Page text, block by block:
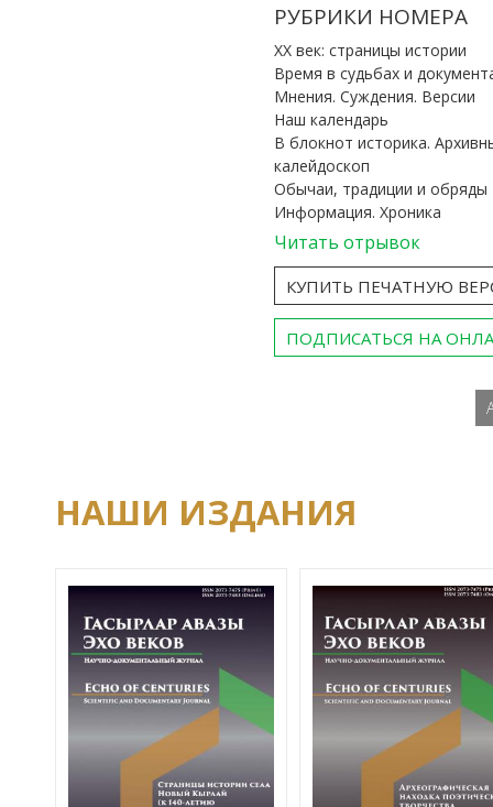
РУБРИКИ НОМЕРА
ХХ век: страницы истории
Время в судьбах и
Мнения. Суждения. Версии
Наш календарь
В блокнот историка.
калейдоскоп
Обычаи, традиции и обряды
Информация. Хроника
Читать отрывок
КУПИТЬ ПЕЧАТНУЮ
ПОДПИСАТЬСЯ НА
НАШИ ИЗДАНИЯ